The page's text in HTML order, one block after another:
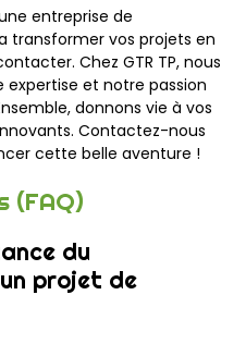
entreprise de
transformer vos projets en
Chez GTR TP, nous
et notre passion
donnons vie à vos
Contactez-nous
cette belle aventure !
(FAQ)
du
projet de